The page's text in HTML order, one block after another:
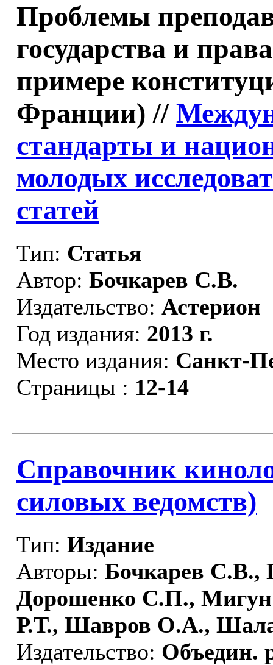
Проблемы
государства и
примере
Франции) //
стандарты и
молодых
статей
Тип: Статья
Автор: Бочкарев С.В.
Издательство: Астерион
Год издания: 2013 г.
Место издания: Санкт-
Страницы : 12-14
Справочник
силовых ведомств)
Тип: Издание
Авторы: Бочкарев С.В.,
Дорошенко С.П.,
Р.Т., Шавров О.А.,
Издательство: Объедин.